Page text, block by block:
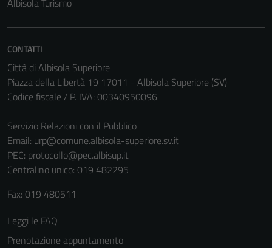
Albisola Turismo
CONTATTI
Città di Albisola Superiore
Piazza della Libertà 19 17011 - Albisola Superiore (SV)
Codice fiscale / P. IVA: 00340950096
Servizio Relazioni con il Pubblico
Email: urp@comune.albisola-superiore.sv.it
PEC: protocollo@pec.albisup.it
Centralino unico: 019 482295
Fax: 019 480511
Leggi le FAQ
Prenotazione appuntamento
non raccolgono